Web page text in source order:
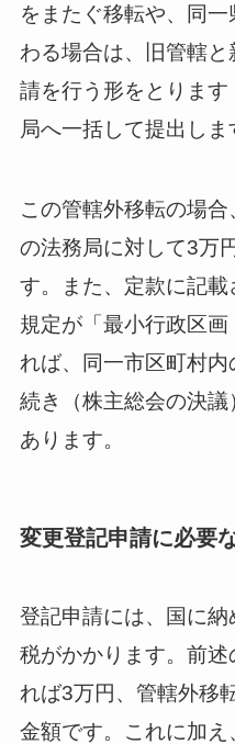
をまたぐ移転や、同
わる場合は、旧管轄
請を行う形をとりま
局へ一括して提出しま
この管轄外移転の場
の法務局に対して3万
す。また、定款に記
規定が「最小行政区
れば、同一市区町村
続き（株主総会の決
あります。
変更登記申請に必要
登記申請には、国に
税がかかります。前
れば3万円、管轄外移
金額です。これに加